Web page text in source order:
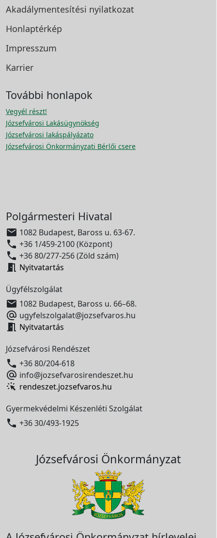
Akadálymentesítési nyilatkozat
Honlaptérkép
Impresszum
Karrier
További honlapok
Vegyél részt!
Józsefvárosi Lakásügynökség
Józsefvárosi lakáspályázato
Józsefvárosi Önkormányzati Bérlői csere
Polgármesteri Hivatal
 1082 Budapest, Baross u. 63-67.
 +36 1/459-2100 (Központ)
 +36 80/277-256 (Zöld szám)
 Nyitvatartás
Ügyfélszolgálat
 1082 Budapest, Baross u. 66–68.
 ugyfelszolgalat@jozsefvaros.hu
 Nyitvatartás
Józsefvárosi Rendészet
 +36 80/204-618
 info@jozsefvarosirendeszet.hu
rendeszet.jozsefvaros.hu
Gyermekvédelmi Készenléti Szolgálat
 +36 30/493-1925
Józsefvárosi Önkormányzat